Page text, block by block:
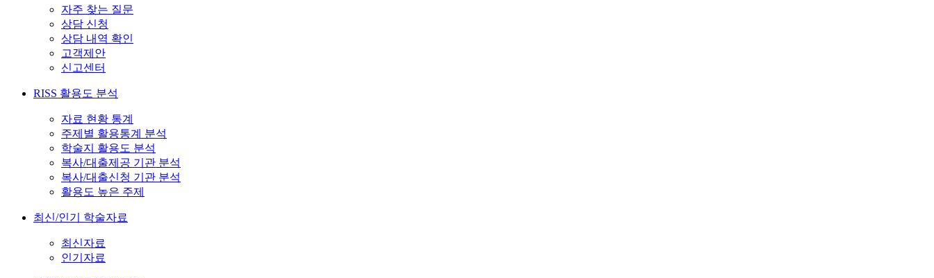
자주 찾는 질문
상담 신청
상담 내역 확인
고객제안
신고센터
RISS 활용도 분석
자료 현황 통계
주제별 활용통계 분석
학술지 활용도 분석
복사/대출제공 기관 분석
복사/대출신청 기관 분석
활용도 높은 주제
최신/인기 학술자료
최신자료
인기자료